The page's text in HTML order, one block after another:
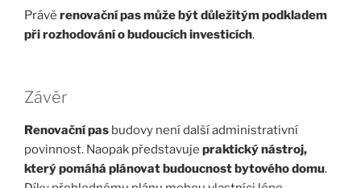
Právě renovační pas může být důležitým podkladem
při rozhodování o budoucích investicích.
Závěr
Renovační pas budovy není další administrativní
povinnost. Naopak představuje praktický nástroj,
který pomáhá plánovat budoucnost bytového domu.